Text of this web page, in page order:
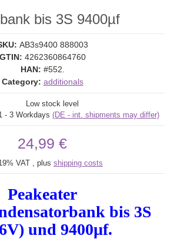
bis 3S 9400µf
AB3s9400 888003
GTIN: 4262360864760
HAN: #552.
Category: additionals
Low stock level
- 3 Workdays (DE - int. shipments may differ)
24,99 €
VAT , plus shipping costs
Peakeater
bis 3S
und 9400µf.